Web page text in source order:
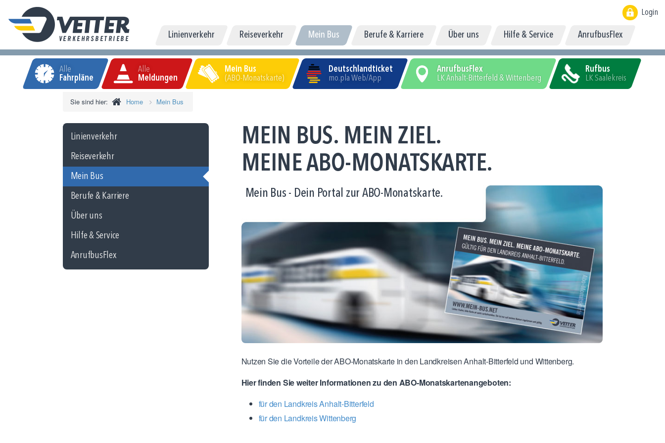
Login
Linienverkehr Reiseverkehr Mein Bus Berufe & Karriere Über uns Hilfe & Service AnrufbusFlex
Alle
Fahrpläne
Alle
Meldungen
Mein Bus
(ABO-Monatskarte)
Deutschlandticket
mo.pla Web/App
AnrufbusFlex
LK Anhalt-Bitterfeld & Wittenberg
Rufbus
LK Saalekreis
Sie sind hier: Home Mein Bus
Linienverkehr
Reiseverkehr
Mein Bus
Berufe & Karriere
Über uns
Hilfe & Service
AnrufbusFlex
MEIN BUS. MEIN ZIEL.
MEINE ABO-MONATSKARTE.
Mein Bus - Dein Portal zur ABO-Monatskarte.
Nutzen Sie die Vorteile der ABO-Monatskarte in den Landkreisen Anhalt-Bitterfeld und Wittenberg.
Hier finden Sie weiter Informationen zu den ABO-Monatskartenangeboten:
für den Landkreis Anhalt-Bitterfeld
für den Landkreis Wittenberg